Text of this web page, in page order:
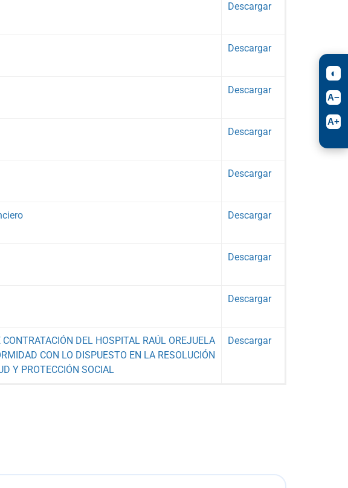
Descargar
Descargar
Descargar
Descargar
Descargar
Descargar
Descargar
Descargar
DEL HOSPITAL RAÚL OREJUELA
CON LO DISPUESTO EN LA RESOLUCIÓN
Y PROTECCIÓN SOCIAL
Descargar